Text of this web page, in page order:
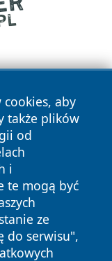
cookies, aby
także plików
od
i
te mogą być
ze
do serwisu",
prawa
Polityka
Cookies